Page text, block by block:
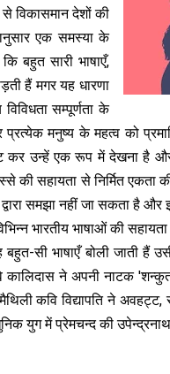
विकासमान देशों की
एक समस्या के
बहुत सारी भाषाएँ,
हैं मगर यह धारणा
सम्पूर्णता के
मनुष्य के महत्व को
कर उन्हें एक रूप में देखना है
की सहायता से निर्मित एकता
समझा नहीं जा सकता है
भारतीय भाषाओं की
सी भाषाएँ बोली जाती
ने अपनी नाटक
कवि विद्यापति ने
युग में प्रेमचन्द की